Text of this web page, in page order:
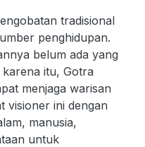
tradisional
penghidupan.
belum ada yang
itu, Gotra
menjaga warisan
visioner ini dengan
manusia,
untuk